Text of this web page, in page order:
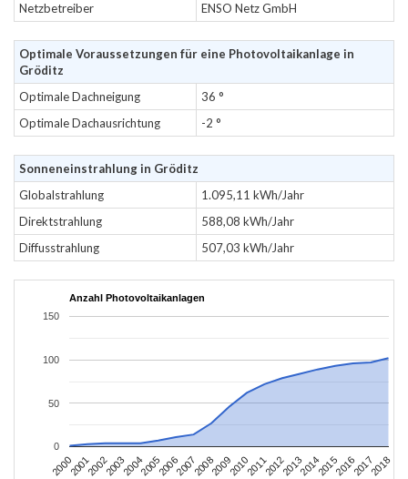
Netzbetreiber
ENSO Netz GmbH
Optimale Voraussetzungen für eine Photovoltaikanlage in
Gröditz
Optimale Dachneigung
36 °
Optimale Dachausrichtung
-2 °
Sonneneinstrahlung in Gröditz
Globalstrahlung
1.095,11 kWh/Jahr
Direktstrahlung
588,08 kWh/Jahr
Diffusstrahlung
507,03 kWh/Jahr
Anzahl Photovoltaikanlagen
2000200120022003200420052006200720082009201020112012201320142015201620172018
0
50
100
150